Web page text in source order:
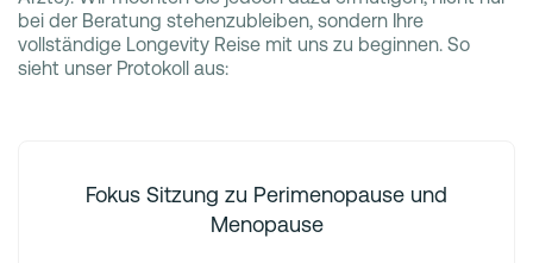
bei der Beratung stehenzubleiben, sondern Ihre
vollständige Longevity Reise mit uns zu beginnen. So
sieht unser Protokoll aus:
Fokus Sitzung zu Perimenopause und
Menopause